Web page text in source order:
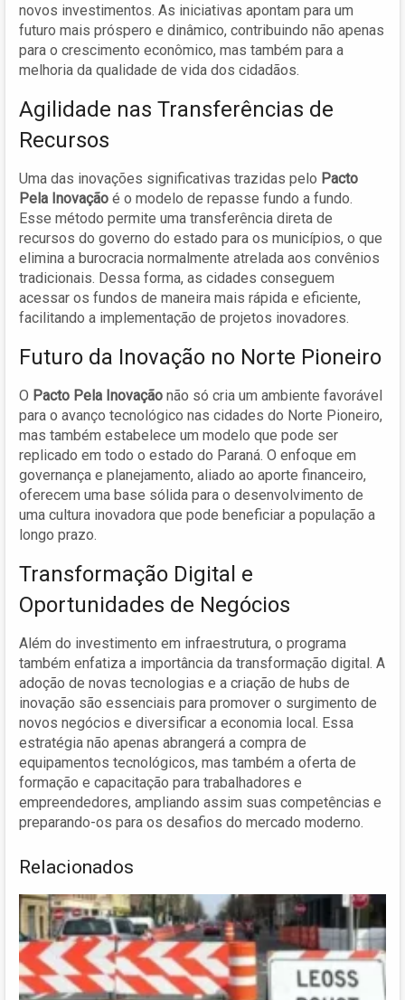
novos investimentos. As iniciativas apontam para um
futuro mais próspero e dinâmico, contribuindo não apenas
para o crescimento econômico, mas também para a
melhoria da qualidade de vida dos cidadãos.
Agilidade nas Transferências de
Recursos
Uma das inovações significativas trazidas pelo Pacto
Pela Inovação é o modelo de repasse fundo a fundo.
Esse método permite uma transferência direta de
recursos do governo do estado para os municípios, o que
elimina a burocracia normalmente atrelada aos convênios
tradicionais. Dessa forma, as cidades conseguem
acessar os fundos de maneira mais rápida e eficiente,
facilitando a implementação de projetos inovadores.
Futuro da Inovação no Norte Pioneiro
O Pacto Pela Inovação não só cria um ambiente favorável
para o avanço tecnológico nas cidades do Norte Pioneiro,
mas também estabelece um modelo que pode ser
replicado em todo o estado do Paraná. O enfoque em
governança e planejamento, aliado ao aporte financeiro,
oferecem uma base sólida para o desenvolvimento de
uma cultura inovadora que pode beneficiar a população a
longo prazo.
Transformação Digital e
Oportunidades de Negócios
Além do investimento em infraestrutura, o programa
também enfatiza a importância da transformação digital. A
adoção de novas tecnologias e a criação de hubs de
inovação são essenciais para promover o surgimento de
novos negócios e diversificar a economia local. Essa
estratégia não apenas abrangerá a compra de
equipamentos tecnológicos, mas também a oferta de
formação e capacitação para trabalhadores e
empreendedores, ampliando assim suas competências e
preparando-os para os desafios do mercado moderno.
Relacionados